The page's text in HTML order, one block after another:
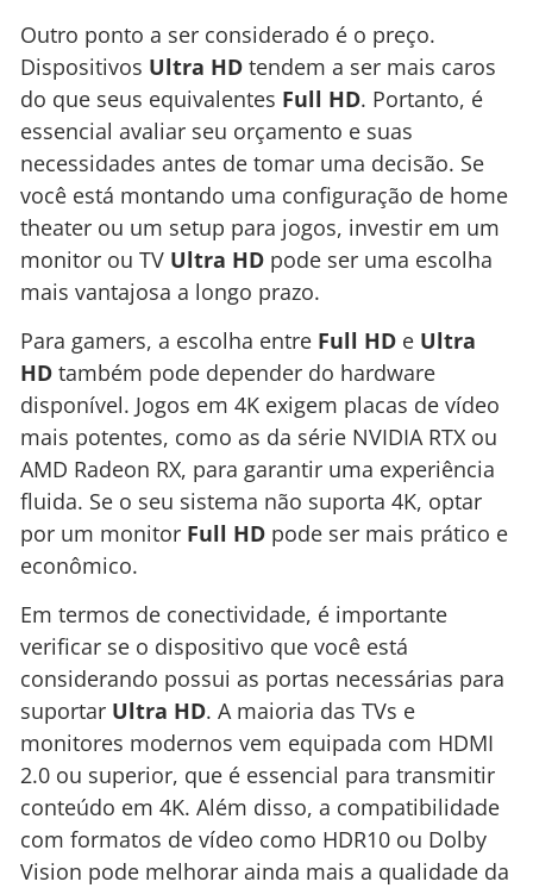
Outro ponto a ser considerado é o preço.
Dispositivos Ultra HD tendem a ser mais caros
do que seus equivalentes Full HD. Portanto, é
essencial avaliar seu orçamento e suas
necessidades antes de tomar uma decisão. Se
você está montando uma configuração de home
theater ou um setup para jogos, investir em um
monitor ou TV Ultra HD pode ser uma escolha
mais vantajosa a longo prazo.
Para gamers, a escolha entre Full HD e Ultra
HD também pode depender do hardware
disponível. Jogos em 4K exigem placas de vídeo
mais potentes, como as da série NVIDIA RTX ou
AMD Radeon RX, para garantir uma experiência
fluida. Se o seu sistema não suporta 4K, optar
por um monitor Full HD pode ser mais prático e
econômico.
Em termos de conectividade, é importante
verificar se o dispositivo que você está
considerando possui as portas necessárias para
suportar Ultra HD. A maioria das TVs e
monitores modernos vem equipada com HDMI
2.0 ou superior, que é essencial para transmitir
conteúdo em 4K. Além disso, a compatibilidade
com formatos de vídeo como HDR10 ou Dolby
Vision pode melhorar ainda mais a qualidade da